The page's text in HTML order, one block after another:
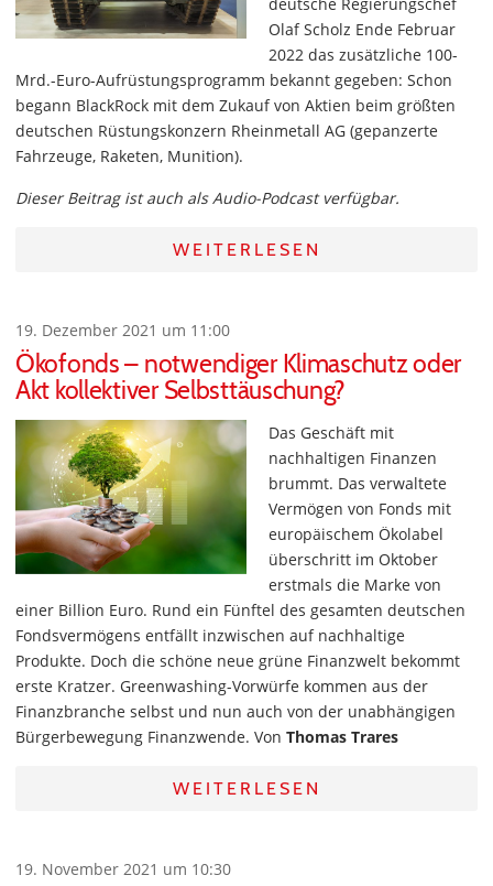
Olaf Scholz Ende Februar
2022 das zusätzliche 100-
Mrd.-Euro-Aufrüstungsprogramm bekannt gegeben: Schon
begann BlackRock mit dem Zukauf von Aktien beim größten
deutschen Rüstungskonzern Rheinmetall AG (gepanzerte
Fahrzeuge, Raketen, Munition).
Dieser Beitrag ist auch als Audio-Podcast verfügbar.
WEITERLESEN
19. Dezember 2021 um 11:00
Ökofonds – notwendiger Klimaschutz oder
Akt kollektiver Selbsttäuschung?
Das Geschäft mit
nachhaltigen Finanzen
brummt. Das verwaltete
Vermögen von Fonds mit
europäischem Ökolabel
überschritt im Oktober
erstmals die Marke von
einer Billion Euro. Rund ein Fünftel des gesamten deutschen
Fondsvermögens entfällt inzwischen auf nachhaltige
Produkte. Doch die schöne neue grüne Finanzwelt bekommt
erste Kratzer. Greenwashing-Vorwürfe kommen aus der
Finanzbranche selbst und nun auch von der unabhängigen
Bürgerbewegung Finanzwende. Von Thomas Trares
WEITERLESEN
19. November 2021 um 10:30